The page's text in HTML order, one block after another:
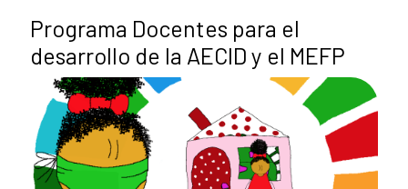
Programa Docentes para el
desarrollo de la AECID y el MEFP